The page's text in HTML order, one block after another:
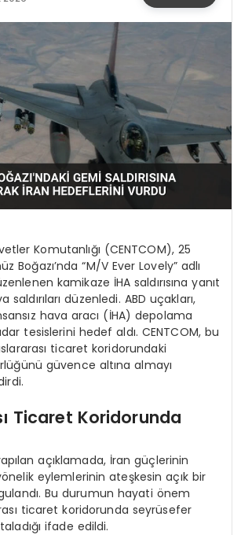
Komutanlığı (CENTCOM), 25
Boğazı’nda “M/V Ever Lovely” adlı
kamikaze İHA saldırısına yanıt
saldırıları düzenledi. ABD uçakları,
hava aracı (İHA) depolama
tesislerini hedef aldı. CENTCOM, bu
ticaret koridorundaki
güvence altına almayı
Ticaret Koridorunda
açıklamada, İran güçlerinin
eylemlerinin ateşkesin açık bir
Bu durumun hayati önem
ticaret koridorunda seyrüsefer
ifade edildi.